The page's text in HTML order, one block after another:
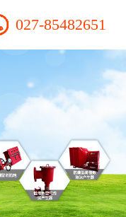
027-85482651